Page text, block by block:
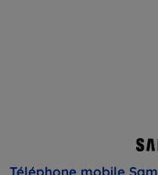
Téléphone mobile